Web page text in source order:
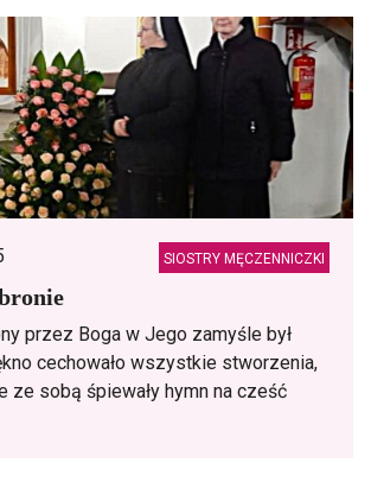
SIOSTRY MĘCZENNICZKI
przez Boga w Jego zamyśle był
cechowało wszystkie stworzenia,
ze sobą śpiewały hymn na cześć